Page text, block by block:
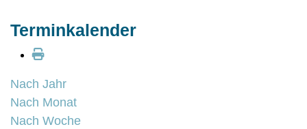
Terminkalender
Nach Jahr
Nach Monat
Nach Woche